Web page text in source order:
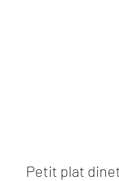
Petit plat